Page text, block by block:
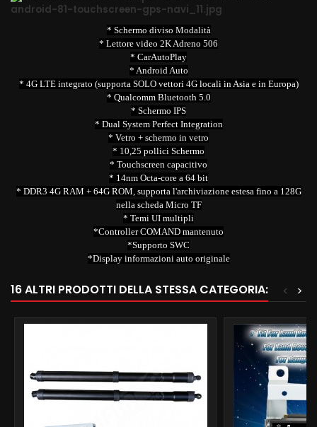
* Schermo diviso Modalità
* Lettore video 2K Adreno 506
* CarAutoPlay
* Android Auto
* 4G LTE integrato (supporta SOLO vettori 4G locali in Asia e in Europa)
* Qualcomm Bluetooth 5.0
* Schermo IPS
* Dual System Perfect Integration
* Vetro + schermo in vetro
* 10,25 pollici Schermo
* Touchscreen capacitivo
* 14nm Octa-core a 64 bit
* DDR3 4G RAM + 64G ROM, supporta l'archiviazione estesa fino a 128G
nella scheda Micro TF
* Temi UI multipli
*Controller COMAND mantenuto
*Supporto SWC
*Display informazioni auto originale
16 ALTRI PRODOTTI DELLA STESSA CATEGORIA: >
<